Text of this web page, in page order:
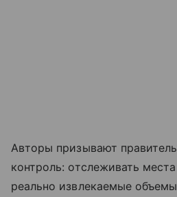
Авторы призывают
контроль: отслеживать
реально извлекаемые